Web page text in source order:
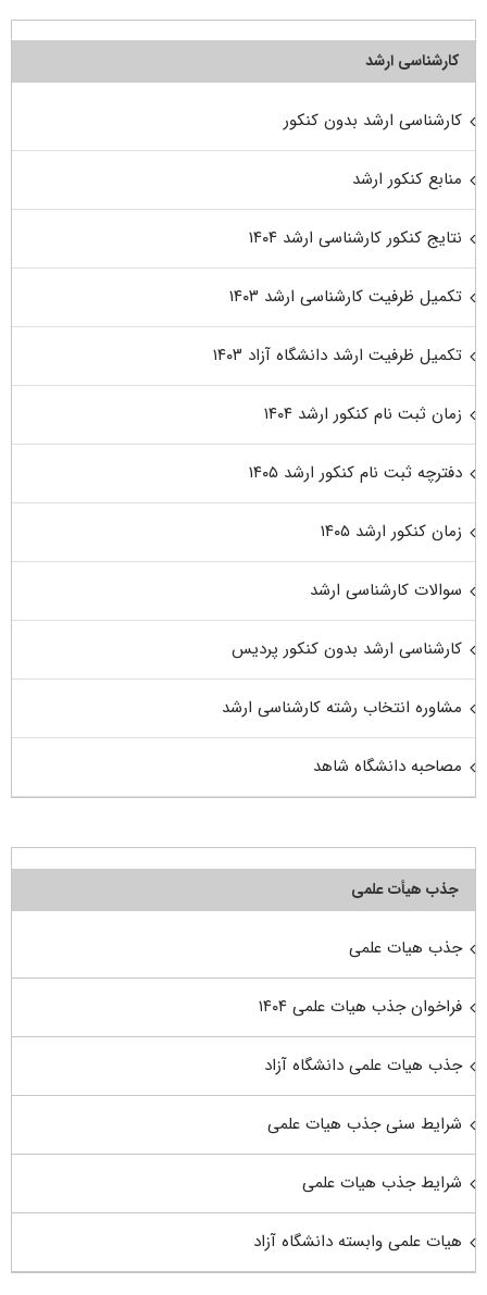
کارشناسی ارشد
کارشناسی ارشد بدون کنکور
منابع کنکور ارشد
نتایج کنکور کارشناسی ارشد ۱۴۰۴
تکمیل ظرفیت کارشناسی ارشد ۱۴۰۳
تکمیل ظرفیت ارشد دانشگاه آزاد ۱۴۰۳
زمان ثبت نام کنکور ارشد ۱۴۰۴
دفترچه ثبت نام کنکور ارشد ۱۴۰۵
زمان کنکور ارشد ۱۴۰۵
سوالات کارشناسی ارشد
کارشناسی ارشد بدون کنکور پردیس
مشاوره انتخاب رشته کارشناسی ارشد
مصاحبه دانشگاه شاهد
جذب هیأت علمی
جذب هیات علمی
فراخوان جذب هیات علمی ۱۴۰۴
جذب هیات علمی دانشگاه آزاد
شرایط سنی جذب هیات علمی
شرایط جذب هیات علمی
هیات علمی وابسته دانشگاه آزاد